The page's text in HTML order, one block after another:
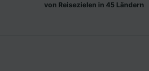
von Reisezielen in 45 Ländern